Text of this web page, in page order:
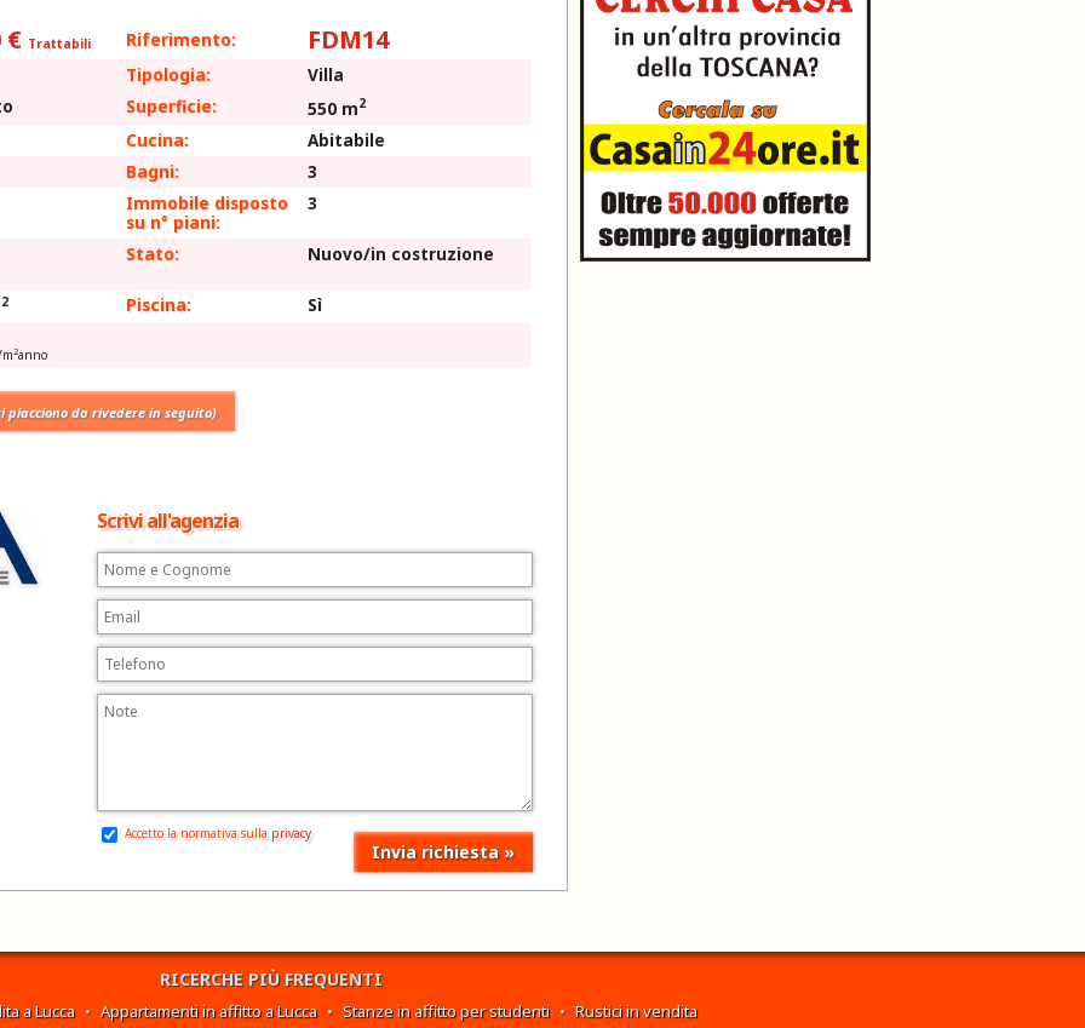
€ Trattabili Riferimento: FDM14
Tipologia:
Villa
Superficie: 550 m2
Cucina:
Abitabile
Bagni:
3
Immobile disposto
su n° piani:
3
Stato: Nuovo/in costruzione
2 Piscina: Sì
2anno
da rivedere in seguito)
Scrivi all'agenzia
Accetto la normativa sulla privacy
RICERCHE PIÙ FREQUENTI
a Lucca • Appartamenti in affitto a Lucca • Stanze in affitto per studenti • Rustici in vendita